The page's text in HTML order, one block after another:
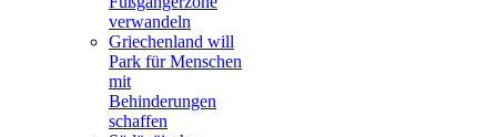
verwandeln
Griechenland will
Park für Menschen
mit
Behinderungen
schaffen